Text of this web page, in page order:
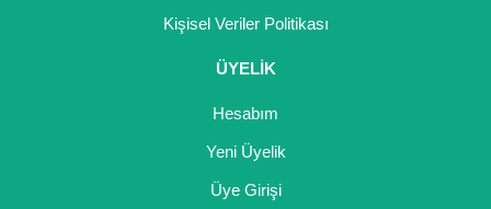
Kişisel Veriler Politikası
ÜYELİK
Hesabım
Yeni Üyelik
Üye Girişi